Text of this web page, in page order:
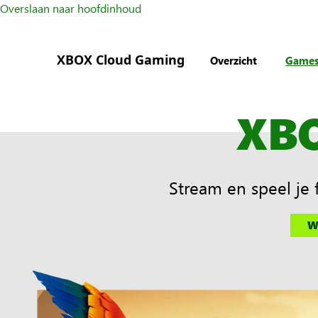
Overslaan naar hoofdinhoud
XBOX Cloud Gaming Overzicht
Stream en speel je